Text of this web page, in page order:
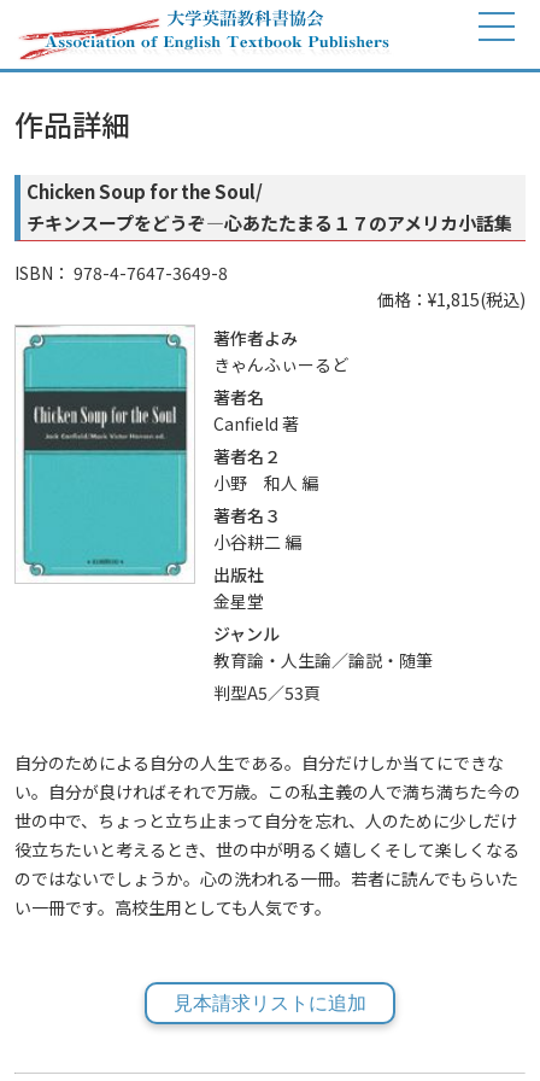
作品詳細
Chicken Soup for the Soul/
チキンスープをどうぞ―心あたたまる１７のアメリカ小話集
ISBN： 978-4-7647-3649-8
価格：¥1,815(税込)
著作者よみ
きゃんふぃーるど
著者名
Canfield 著
著者名２
小野 和人 編
著者名３
小谷耕二 編
出版社
金星堂
ジャンル
教育論・人生論／論説・随筆
判型A5／53頁
自分のためによる自分の人生である。自分だけしか当てにできな
い。自分が良ければそれで万歳。この私主義の人で満ち満ちた今の
世の中で、ちょっと立ち止まって自分を忘れ、人のために少しだけ
役立ちたいと考えるとき、世の中が明るく嬉しくそして楽しくなる
のではないでしょうか。心の洗われる一冊。若者に読んでもらいた
い一冊です。高校生用としても人気です。
見本請求リストに追加